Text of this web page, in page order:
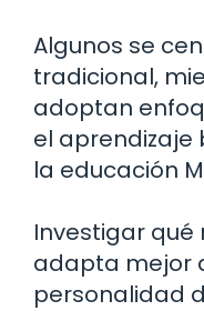
Algunos se
tradicional,
adoptan
el aprendizaje
la educación
Investigar
adapta mejor
personalidad